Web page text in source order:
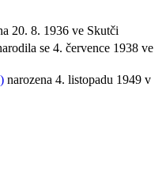
20. 8. 1936 ve Skutči
se 4. července 1938 ve
narozena 4. listopadu 1949 v